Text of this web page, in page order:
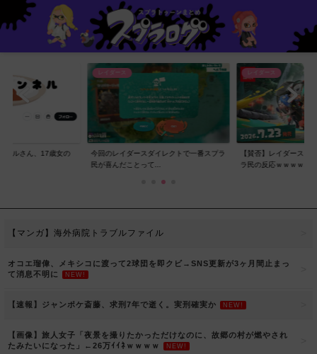
ネルさん、17歳女の
レイダース
今回のレイダースダイレクトで一番スプラ
民が喜んだことって...
レイダース
【賛否】レイダースダ
ラ民の反応ｗｗｗｗ...
【マンガ】海外病院トラブルファイル
オコエ瑠偉、メキシコに渡って2球団を即クビ→SNS更新が3ヶ月間止まっ
て消息不明に
NEW!
【速報】ジャンポケ斎藤、求刑7年で逝く。実刑確実か NEW!
【画像】旅人女子「夜景を撮りたかっただけなのに、故郷の村が燃やされ
たみたいになった」←26万ｲｲﾈｗｗｗｗ
NEW!